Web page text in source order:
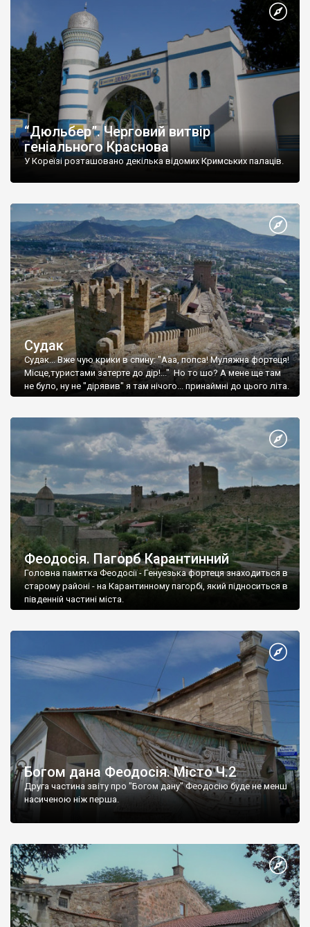
“Дюльбер”. Черговий витвір
геніального Краснова
У Кореїзі розташовано декілька відомих Кримських палаців.
Судак
Судак... Вже чую крики в спину: "Ааа, попса! Муляжна фортеця!
Місце,туристами затерте до дір!..." Но то шо? А мене ще там
не було, ну не "дірявив" я там нічого... принаймні до цього літа.
Феодосія. Пагорб Карантинний
Головна памятка Феодосії - Генуезька фортеця знаходиться в
старому районі - на Карантинному пагорбі, який підноситься в
південній частині міста.
Богом дана Феодосія. Місто Ч.2
Друга частина звіту про "Богом дану" Феодосію буде не менш
насиченою ніж перша.